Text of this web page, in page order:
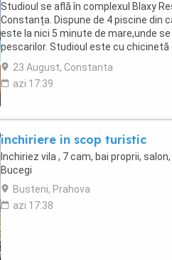
Studioul se află în complexul Blaxy
Constanța. Dispune de 4 piscine din
este la nici 5 minute de mare,unde
pescarilor. Studioul este cu
un pat king size și o canapea,vederea
23 August, Constanta
azi 17:39
inchiriere in scop turistic
Inchiriez vila , 7 cam, bai proprii,
Bucegi
Busteni, Prahova
azi 17:38